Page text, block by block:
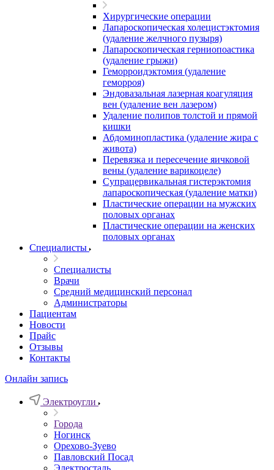
Хирургические операции
Лапароскопическая холецистэктомия
(удаление желчного пузыря)
Лапароскопическая герниопоастика
(удаление грыжи)
Геморроидэктомия (удаление
геморроя)
Эндовазальная лазерная коагуляция
вен (удаление вен лазером)
Удаление полипов толстой и прямой
кишки
Абдоминопластика (удаление жира с
живота)
Перевязка и пересечение яичковой
вены (удаление варикоцеле)
Супрацервикальная гистерэктомия
лапароскопическая (удаление матки)
Пластические операции на мужских
половых органах
Пластические операции на женских
половых органах
Специалисты
Специалисты
Врачи
Средний медицинский персонал
Администраторы
Пациентам
Новости
Прайс
Отзывы
Контакты
Онлайн запись
Электроугли
Города
Ногинск
Орехово-Зуево
Павловский Посад
Электросталь